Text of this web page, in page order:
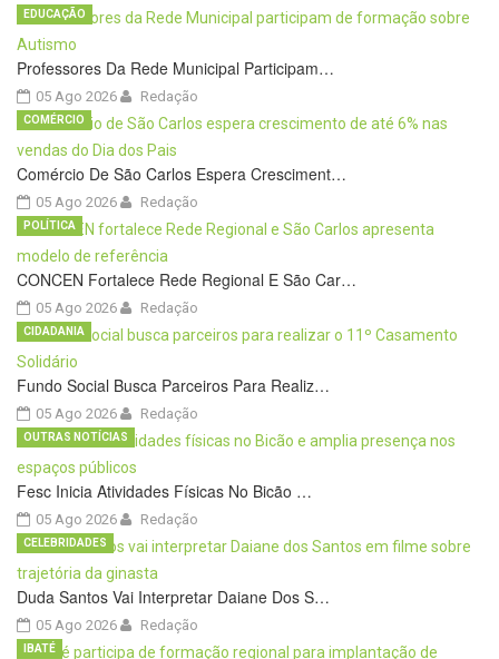
Professores Da Rede Municipal Participam…
05 Ago 2026
EDUCAÇÃO
Redação
Comércio De São Carlos Espera Cresciment…
05 Ago 2026
COMÉRCIO
Redação
CONCEN Fortalece Rede Regional E São Car…
05 Ago 2026
POLÍTICA
Redação
Fundo Social Busca Parceiros Para Realiz…
05 Ago 2026
CIDADANIA
Redação
Fesc Inicia Atividades Físicas No Bicão …
05 Ago 2026
OUTRAS NOTÍCIAS
Redação
Duda Santos Vai Interpretar Daiane Dos S…
05 Ago 2026
CELEBRIDADES
Redação
IBATÉ